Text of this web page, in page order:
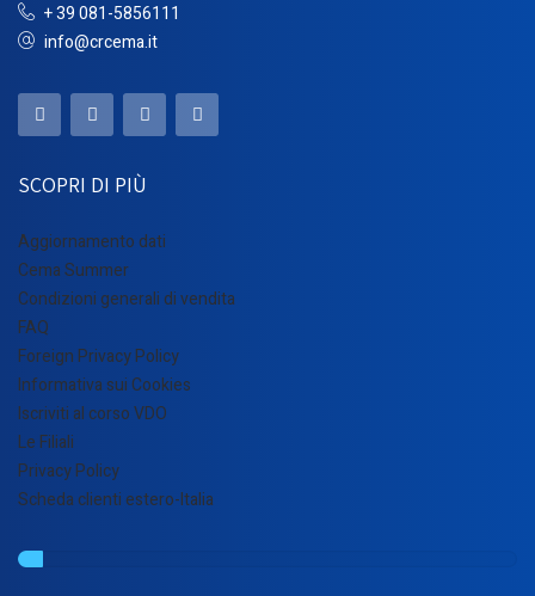
+ 39 081-5856111
info@crcema.it
SCOPRI DI PIÙ
Aggiornamento dati
Cema Summer
Condizioni generali di vendita
FAQ
Foreign Privacy Policy
Informativa sui Cookies
Iscriviti al corso VDO
Le Filiali
Privacy Policy
Scheda clienti estero-Italia